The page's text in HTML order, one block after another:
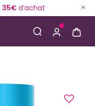
35€d’achat